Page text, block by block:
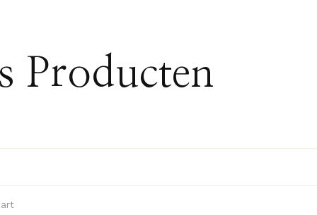
Producten